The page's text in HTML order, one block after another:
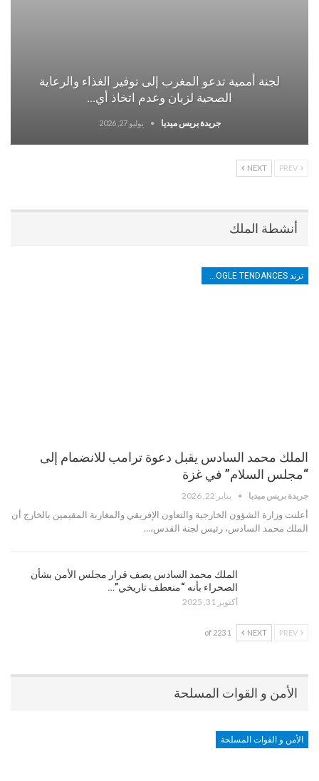
لجنة أممية تدعو المغرب إلى توفير الغذاء والرعاية
الصحية لزيان وعدم اتخاذ أي…
جريدة بريس ميديا يوليو 27, 2026
NEXT
أنشطة الملك
ترند TRENDS GOOGLE TENDANCES
الملك محمد السادس يقبل دعوة ترامب للانضمام إلى
“مجلس السلام” في غزة
جريدة بريس ميديا يناير 22, 2026
أعلنت وزارة الشؤون الخارجية والتعاون الإفريقي والمغاربة المقيمين بالخارج أن
الملك محمد السادس، رئيس لجنة القدس،…
الملك محمد السادس يصف قرار مجلس الأمن بشأن
الصحراء بأنه “منعطف تاريخي”…
أكتوبر 31, 2025
NEXT
1 of 223
الأمن و القوات المسلحة
الأمن و القوات المسلحة